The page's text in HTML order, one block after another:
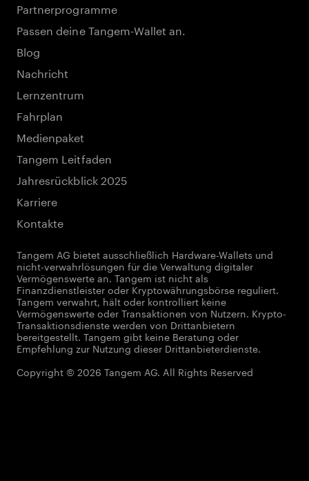
Partnerprogramme
Passen deine Tangem-Wallet an.
Blog
Nachricht
Lernzentrum
Fahrplan
Medienpaket
Tangem Leitfaden
Jahresrückblick 2025
Karriere
Kontakte
Tangem AG bietet ausschließlich Hardware-Wallets und
nicht-verwahrlösungen für die Verwaltung digitaler
Vermögenswerte an. Tangem ist nicht als
Finanzdienstleister oder Kryptowährungsbörse reguliert.
Tangem verwahrt, hält oder kontrolliert keine
Vermögenswerte oder Transaktionen von Nutzern. Krypto-
Transaktionsdienste werden von Drittanbietern
bereitgestellt. Tangem gibt keine Beratung oder
Empfehlung zur Nutzung dieser Drittanbieterdienste.